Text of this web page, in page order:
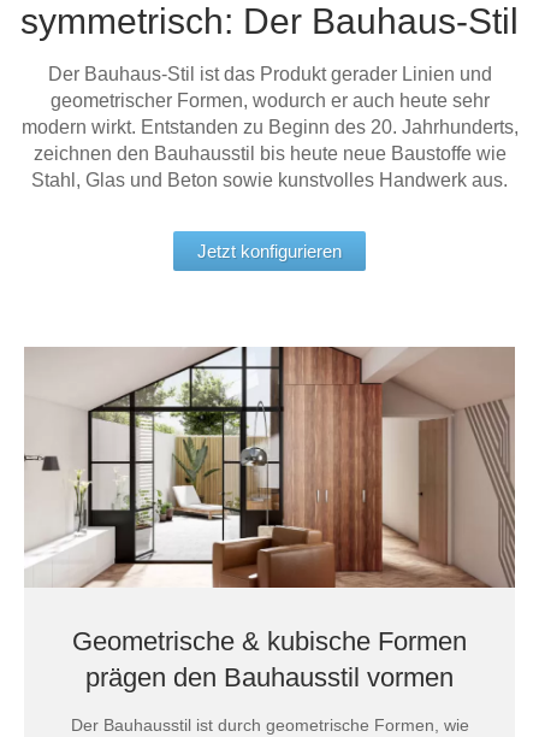
symmetrisch: Der Bauhaus-Stil
Der Bauhaus-Stil ist das Produkt gerader Linien und
geometrischer Formen, wodurch er auch heute sehr
modern wirkt. Entstanden zu Beginn des 20. Jahrhunderts,
zeichnen den Bauhausstil bis heute neue Baustoffe wie
Stahl, Glas und Beton sowie kunstvolles Handwerk aus.
Jetzt konfigurieren
Geometrische & kubische Formen
prägen den Bauhausstil vormen
Der Bauhausstil ist durch geometrische Formen, wie
Tische & Bänke
Vitrinen
Wandboards